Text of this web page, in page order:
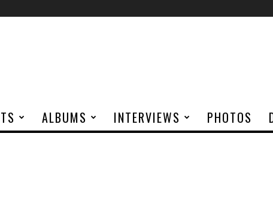
ALBUMS INTERVIEWS PHOTOS